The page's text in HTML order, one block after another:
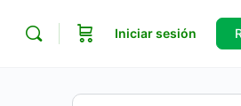
Iniciar sesión